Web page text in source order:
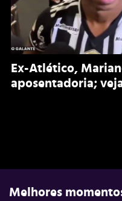
Ex-Atlético,
aposentadoria;
Melhores